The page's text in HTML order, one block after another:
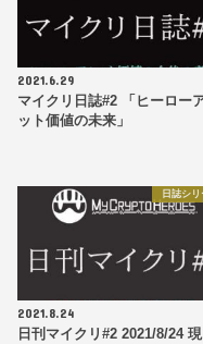
2021.6.29
マイクリ日誌#2 「ヒーロー
ット価値の未来」
日誌シ
2021.8.24
日刊マイクリ#2 2021/8/24